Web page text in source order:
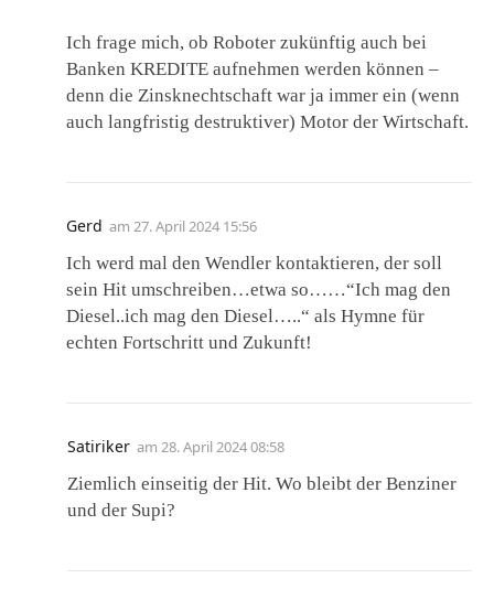
Ich frage mich, ob Roboter zukünftig auch bei
Banken KREDITE aufnehmen werden können –
denn die Zinsknechtschaft war ja immer ein (wenn
auch langfristig destruktiver) Motor der Wirtschaft.
Gerd am 27. April 2024 15:56
Ich werd mal den Wendler kontaktieren, der soll
sein Hit umschreiben…etwa so……“Ich mag den
Diesel..ich mag den Diesel…..“ als Hymne für
echten Fortschritt und Zukunft!
Satiriker am 28. April 2024 08:58
Ziemlich einseitig der Hit. Wo bleibt der Benziner
und der Supi?